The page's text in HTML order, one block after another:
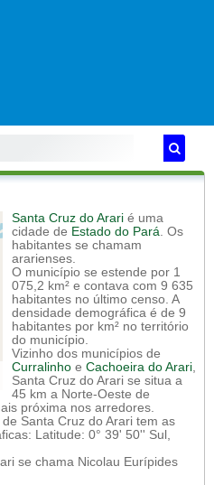
Santa Cruz do Arari é uma
cidade de Estado do Pará. Os
habitantes se chamam
ararienses.
O município se estende por 1
075,2 km² e contava com 9 635
habitantes no último censo. A
densidade demográfica é de 9
habitantes por km² no território
do município.
Vizinho dos municípios de
Curralinho e Cachoeira do Arari,
Santa Cruz do Arari se situa a
45 km a Norte-Oeste de
próxima nos arredores.
Santa Cruz do Arari tem as
Latitude: 0° 39' 50'' Sul,
se chama Nicolau Eurípides